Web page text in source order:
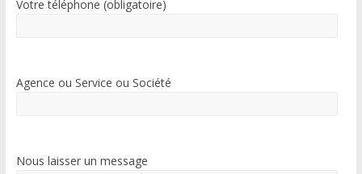
Votre téléphone (obligatoire)
Agence ou Service ou Société
Nous laisser un message